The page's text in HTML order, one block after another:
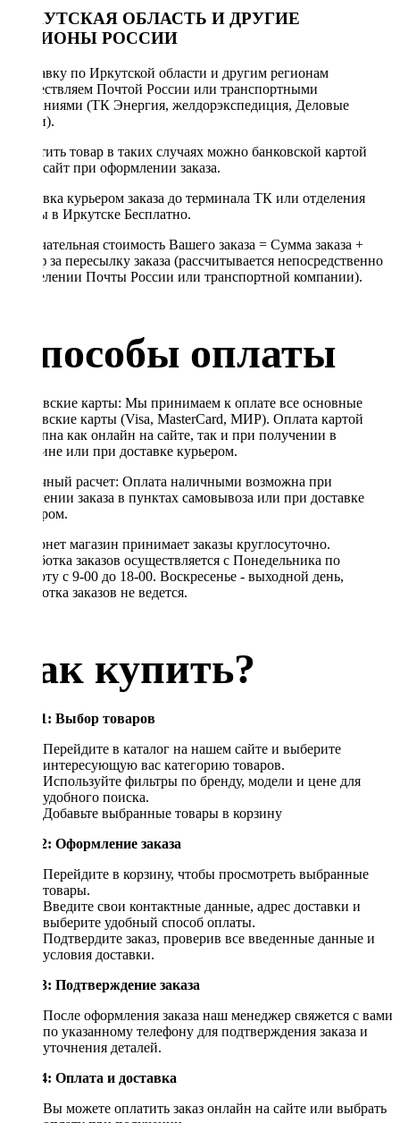
ИРКУТСКАЯ ОБЛАСТЬ И ДРУГИЕ
РЕГИОНЫ РОССИИ
Отправку по Иркутской области и другим регионам
осуществляем Почтой России или транспортными
компаниями (ТК Энергия, желдорэкспедиция, Деловые
линии).
Оплатить товар в таких случаях можно банковской картой
через сайт при оформлении заказа.
Доставка курьером заказа до терминала ТК или отделения
Почты в Иркутске Бесплатно.
Окончательная стоимость Вашего заказа = Сумма заказа +
Тариф за пересылку заказа (рассчитывается непосредственно
в отделении Почты России или транспортной компании).
Способы оплаты
Банковские карты: Мы принимаем к оплате все основные
банковские карты (Visa, MasterCard, МИР). Оплата картой
доступна как онлайн на сайте, так и при получении в
магазине или при доставке курьером.
Наличный расчет: Оплата наличными возможна при
получении заказа в пунктах самовывоза или при доставке
курьером.
Интернет магазин принимает заказы круглосуточно.
Обработка заказов осуществляется с Понедельника по
Субботу с 9-00 до 18-00. Воскресенье - выходной день,
обработка заказов не ведется.
Как купить?
Шаг 1: Выбор товаров
Перейдите в каталог на нашем сайте и выберите
интересующую вас категорию товаров.
Используйте фильтры по бренду, модели и цене для
удобного поиска.
Добавьте выбранные товары в корзину
Шаг 2: Оформление заказа
Перейдите в корзину, чтобы просмотреть выбранные
товары.
Введите свои контактные данные, адрес доставки и
выберите удобный способ оплаты.
Подтвердите заказ, проверив все введенные данные и
условия доставки.
Шаг 3: Подтверждение заказа
После оформления заказа наш менеджер свяжется с вами
по указанному телефону для подтверждения заказа и
уточнения деталей.
Шаг 4: Оплата и доставка
Вы можете оплатить заказ онлайн на сайте или выбрать